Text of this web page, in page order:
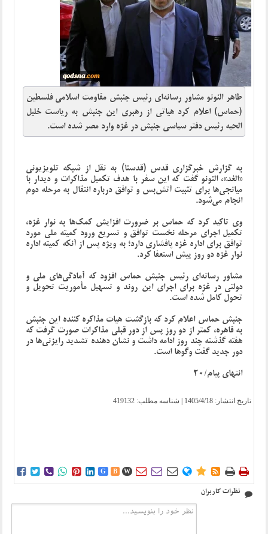
طاهر النونو مشاور رسانه‌ای رئیس جنبش مقاومت اسلامی فلسطین
(حماس) اعلام کرد هیاتی از رهبری این جنبش به ریاست خلیل
الحیه رئیس دفتر سیاسی جنبش در غزه وارد مصر شده است.
به گزارش خبرگزاری قدس (قدسنا) به نقل از شبکه تلویزیونی
«الغد»، النونو گفت که این سفر با هدف تکمیل مذاکرات و دیدار با
میانجی‌ها برای تثبیت آتش‌بس و توافق درباره انتقال به مرحله دوم
انجام می‌شود.
وی تاکید کرد که حماس بر ضرورت افزایش کمک‌ها به نوار غزه،
تکمیل اجرای مرحله نخست توافق و تسریع ورود کمیته ملی مورد
توافق برای اداره غزه پافشاری دارد؛ به ‌ویژه پس از آنکه کمیته اداره
نوار غزه دو روز پیش استعفا کرد.
مشاور رسانه‌ای رئیس جنبش حماس افزود که آمادگی‌های ملی و
دولتی در غزه برای اجرای این روند و تسهیل مأموریت تحویل و
تحول کامل شده است.
جنبش حماس اعلام کرد که بازگشت هیات مذاکره‌ کننده این جنبش
به قاهره، کمتر از دو روز پس از دور قبلی مذاکرات صورت گرفت که
هفته گذشته چند روز ادامه داشت و نشان ‌دهنده تشدید رایزنی‌ها در
دور جدید گفت‌ وگوها است.
انتهای پیام/20
تاریخ انتشار: 1405/4/18 | شناسه مطلب: 419132
      G B W        
نظرات کاربران